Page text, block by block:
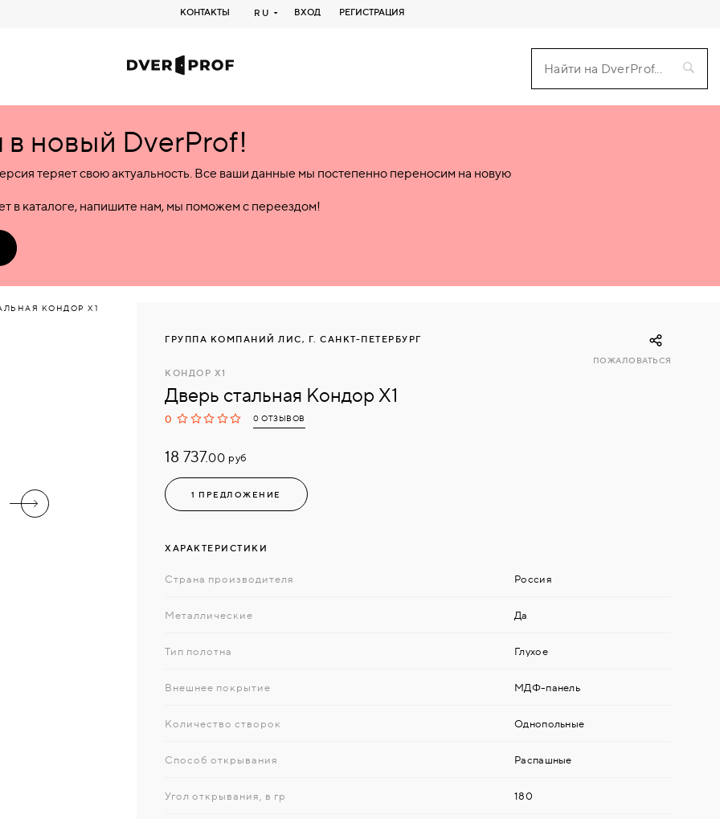
КОНТАКТЫ RU ВХОД РЕГИСТРАЦИЯ
новый DverProf!
теряет свою актуальность. Все ваши данные мы постепенно переносим на новую
в каталоге, напишите нам, мы поможем с переездом!
КОНДОР X1
ГРУППА КОМПАНИЙ ЛИС, Г. САНКТ-ПЕТЕРБУРГ
КОНДОР X1
Дверь стальная Кондор X1
0 0 ОТЗЫВОВ
18 737.00руб
1 ПРЕДЛОЖЕНИЕ
ПОЖАЛОВАТЬСЯ
ХАРАКТЕРИСТИКИ
Страна производителя Россия
Металлические Да
Тип полотна Глухое
Внешнее покрытие МДФ-панель
Количество створок Однопольные
Способ открывания Распашные
Угол открывания, в гр 180